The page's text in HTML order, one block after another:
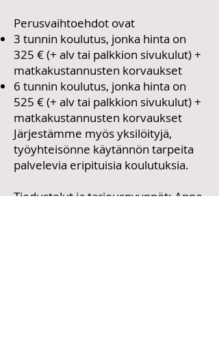
Perusvaihtoehdot ovat
3 tunnin koulutus, jonka hinta on
325 € (+ alv tai palkkion sivukulut) +
matkakustannusten korvaukset
6 tunnin koulutus, jonka hinta on
525 € (+ alv tai palkkion sivukulut) +
matkakustannusten korvaukset
Järjestämme myös yksilöityjä,
työyhteisönne käytännön tarpeita
palvelevia eripituisia koulutuksia.
Tiedustelut ja tarjouspyynnöt: Anne